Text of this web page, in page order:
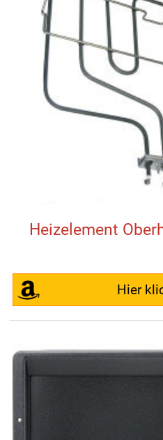
Heizelement
Hier